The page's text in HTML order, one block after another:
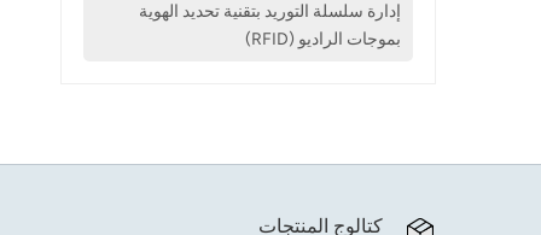
إدارة سلسلة التوريد بتقنية تحديد الهوية
بموجات الراديو (RFID)
كتالوج المنتجات